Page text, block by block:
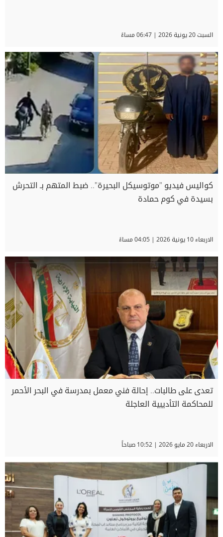
السبت 20 يونية 2026 | 06:47 مساءً
كواليس فيديو "موتوسيكل البحيرة".. ضبط المتهم بـ التحرش
بسيدة في كوم حمادة
الاربعاء 10 يونية 2026 | 04:05 مساءً
تعدى على طالبات.. إحالة فني معمل بمدرسة في البحر الأحمر
للمحاكمة التأديبية العاجلة
الاربعاء 20 مايو 2026 | 10:52 صباحاً